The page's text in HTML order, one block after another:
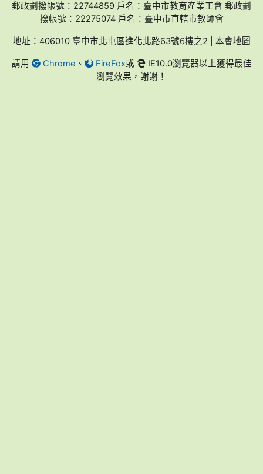
郵政劃撥帳號：22744859 戶名：臺中市教育產業工會 郵政劃
撥帳號：22275074 戶名：臺中市直轄市教師會
地址：406010 臺中市北屯區進化北路63號6樓之2 | 本會地圖
請用 Chrome 、 FireFox或
IE10.0瀏覽器以上獲得最佳
瀏覽效果，謝謝！